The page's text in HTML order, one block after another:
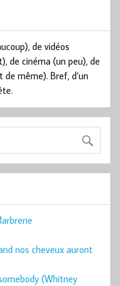
de vidéos
de cinéma (un peu), de
même). Bref, d’un
nos cheveux auront
(Whitney